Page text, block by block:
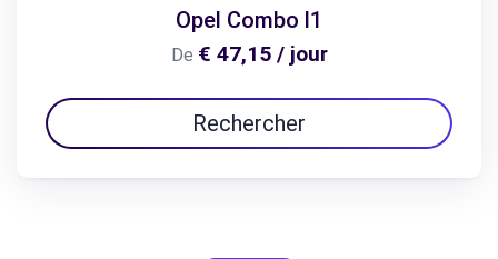
Opel Combo l1
De € 47,15 / jour
Rechercher